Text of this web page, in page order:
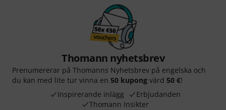
Thomann nyhetsbrev
Prenumererar på Thomanns Nyhetsbrev på engelska och
du kan med lite tur vinna en 50 kupong värd 50 €!
Inspirerande inlägg
Erbjudanden
Thomann Insikter